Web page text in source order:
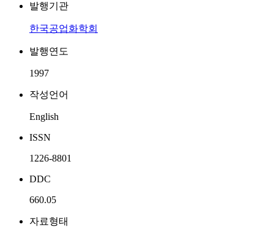
발행기관
한국공업화학회
발행연도
1997
작성언어
English
ISSN
1226-8801
DDC
660.05
자료형태